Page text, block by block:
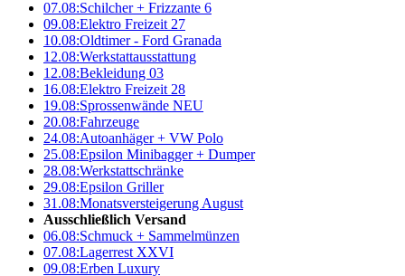
07.08:Schilcher + Frizzante 6
09.08:Elektro Freizeit 27
10.08:Oldtimer - Ford Granada
12.08:Werkstattausstattung
12.08:Bekleidung 03
16.08:Elektro Freizeit 28
19.08:Sprossenwände NEU
20.08:Fahrzeuge
24.08:Autoanhäger + VW Polo
25.08:Epsilon Minibagger + Dumper
28.08:Werkstattschränke
29.08:Epsilon Griller
31.08:Monatsversteigerung August
Ausschließlich Versand
06.08:Schmuck + Sammelmünzen
07.08:Lagerrest XXVI
09.08:Erben Luxury